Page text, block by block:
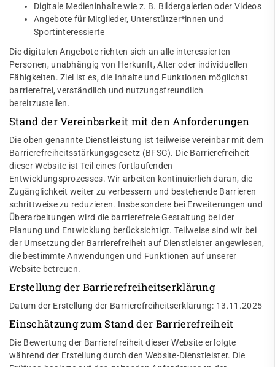
Digitale Medieninhalte wie z. B. Bildergalerien oder Videos
Angebote für Mitglieder, Unterstützer*innen und
Sportinteressierte
Die digitalen Angebote richten sich an alle interessierten
Personen, unabhängig von Herkunft, Alter oder individuellen
Fähigkeiten. Ziel ist es, die Inhalte und Funktionen möglichst
barrierefrei, verständlich und nutzungsfreundlich
bereitzustellen.
Stand der Vereinbarkeit mit den Anforderungen
Die oben genannte Dienstleistung ist teilweise vereinbar mit dem
Barrierefreiheitsstärkungsgesetz (BFSG). Die Barrierefreiheit
dieser Website ist Teil eines fortlaufenden
Entwicklungsprozesses. Wir arbeiten kontinuierlich daran, die
Zugänglichkeit weiter zu verbessern und bestehende Barrieren
schrittweise zu reduzieren. Insbesondere bei Erweiterungen und
Überarbeitungen wird die barrierefreie Gestaltung bei der
Planung und Entwicklung berücksichtigt. Teilweise sind wir bei
der Umsetzung der Barrierefreiheit auf Dienstleister angewiesen,
die bestimmte Anwendungen und Funktionen auf unserer
Website betreuen.
Erstellung der Barrierefreiheitserklärung
Datum der Erstellung der Barrierefreiheitserklärung: 13.11.2025
Einschätzung zum Stand der Barrierefreiheit
Die Bewertung der Barrierefreiheit dieser Website erfolgte
während der Erstellung durch den Website-Dienstleister. Die